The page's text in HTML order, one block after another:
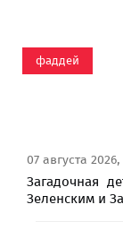
фаддей
07 августа 2026,
Загадочная
Зеленским и